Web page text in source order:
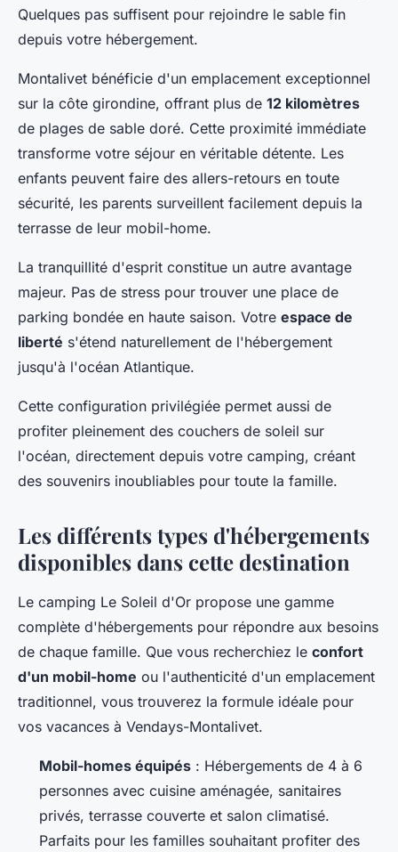
Quelques pas suffisent pour rejoindre le sable fin
depuis votre hébergement.
Montalivet bénéficie d'un emplacement exceptionnel
sur la côte girondine, offrant plus de 12 kilomètres
de plages de sable doré. Cette proximité immédiate
transforme votre séjour en véritable détente. Les
enfants peuvent faire des allers-retours en toute
sécurité, les parents surveillent facilement depuis la
terrasse de leur mobil-home.
La tranquillité d'esprit constitue un autre avantage
majeur. Pas de stress pour trouver une place de
parking bondée en haute saison. Votre espace de
liberté s'étend naturellement de l'hébergement
jusqu'à l'océan Atlantique.
Cette configuration privilégiée permet aussi de
profiter pleinement des couchers de soleil sur
l'océan, directement depuis votre camping, créant
des souvenirs inoubliables pour toute la famille.
Les différents types d'hébergements
disponibles dans cette destination
Le camping Le Soleil d'Or propose une gamme
complète d'hébergements pour répondre aux besoins
de chaque famille. Que vous recherchiez le confort
d'un mobil-home ou l'authenticité d'un emplacement
traditionnel, vous trouverez la formule idéale pour
vos vacances à Vendays-Montalivet.
Mobil-homes équipés : Hébergements de 4 à 6
personnes avec cuisine aménagée, sanitaires
privés, terrasse couverte et salon climatisé.
Parfaits pour les familles souhaitant profiter des